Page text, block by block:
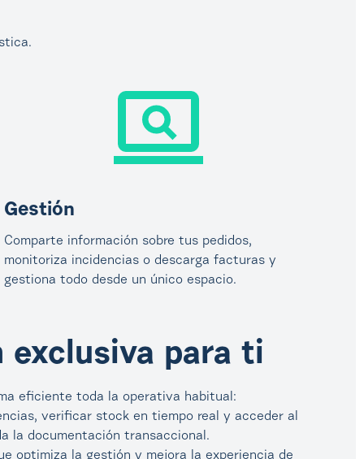
Gestión
Comparte información sobre tus pedidos,
monitoriza incidencias o descarga facturas y
gestiona todo desde un único espacio.
exclusiva para ti
eficiente toda la operativa habitual:
verificar stock en tiempo real y acceder al
la documentación transaccional.
optimiza la gestión y mejora la experiencia de